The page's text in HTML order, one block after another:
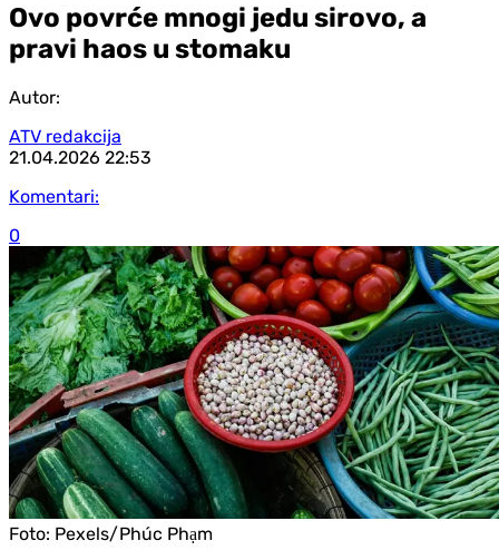
Ovo povrće mnogi jedu sirovo, a
pravi haos u stomaku
Autor:
ATV redakcija
21.04.2026 22:53
Komentari:
0
Foto: Pexels/Phúc Phạm